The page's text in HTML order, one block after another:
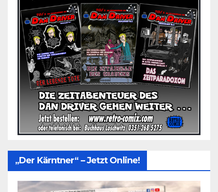
„Der Kärntner“ – Jetzt Online!